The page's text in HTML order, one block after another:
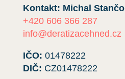
Kontakt: Michal Stančo
+420 606 366 287
info@deratizacehned.cz
IČO: 01478222
DIČ: CZ01478222